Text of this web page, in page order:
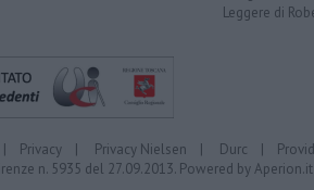
Leggere di
| Privacy | Privacy Nielsen | Durc |
n. 5935 del 27.09.2013. Powered byAperion.it